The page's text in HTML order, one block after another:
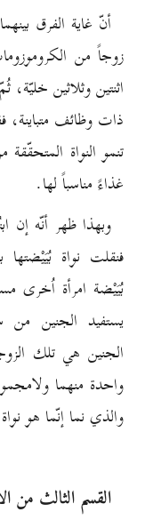
أنّ غاية الفرق
زوجاً من
اثنتين وثلاثين
ذات وظائف متباينة،
تنمو النواة
غذاءً مناسباً لها.
وبهذا ظهر أنّه إن
فنقلت نواة
بُيَيْضة امرأة اُخرى
يستفيد الجنين من
الجنين هي تلك
واحدة منهما
والذي نما إنّما هو
القسم الثالث من